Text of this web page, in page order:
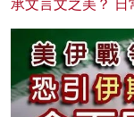
承文言文之美？ 日